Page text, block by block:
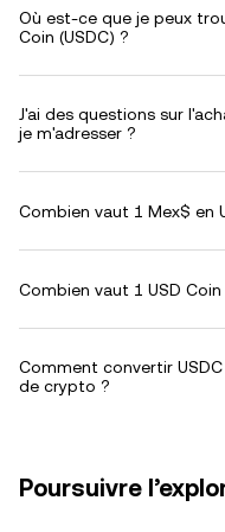
Où est-ce que je peux
Coin (USDC) ?
J'ai des questions sur
je m'adresser ?
Combien vaut 1 Mex$ en
Combien vaut 1 USD Coin
Comment convertir
de crypto ?
Poursuivre